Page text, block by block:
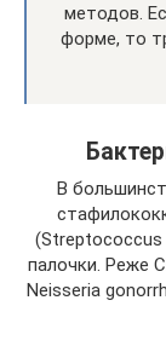
методов.
форме, то
В
(Streptococcus
палочки. Реже
Neisseria